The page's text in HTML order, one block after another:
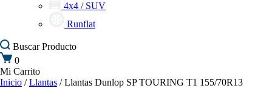
4x4 / SUV
Runflat
BuscarProducto
0
Mi Carrito
Inicio /Llantas / Llantas Dunlop SP TOURING T1 155/70R13